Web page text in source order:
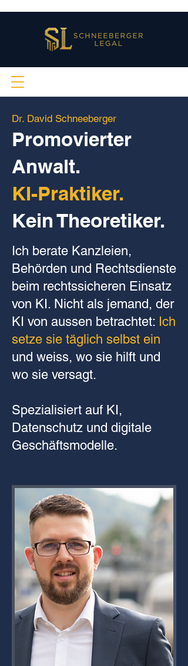
Dr. David Schneeberger
Promovierter
Anwalt.
KI-Praktiker.
Kein Theoretiker.
Ich berate Kanzleien,
Behörden und Rechtsdienste
beim rechtssicheren Einsatz
von KI. Nicht als jemand, der
KI von aussen betrachtet: Ich
setze sie täglich selbst ein
und weiss, wo sie hilft und
wo sie versagt.
Spezialisiert auf KI,
Datenschutz und digitale
Geschäftsmodelle.